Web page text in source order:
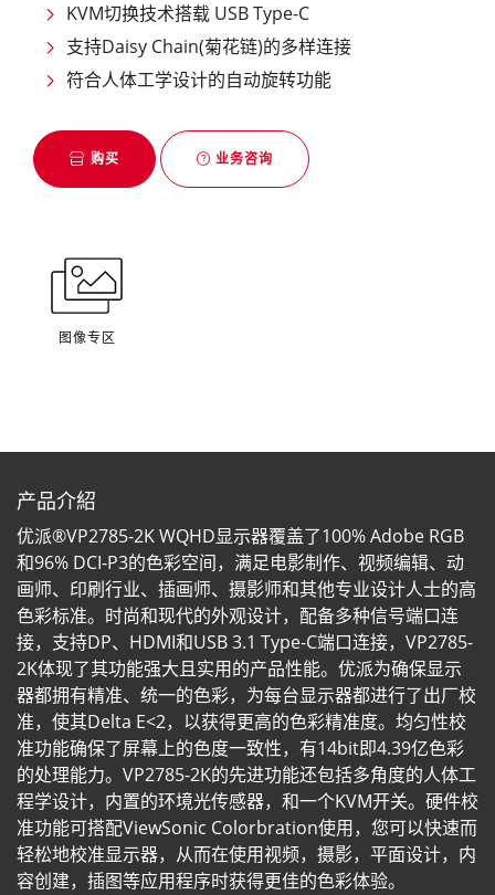
KVM切换技术搭载 USB Type-C
支持Daisy Chain(菊花链)的多样连接
符合人体工学设计的自动旋转功能
购买 业务咨询
图像专区
产品介紹
优派®VP2785-2K WQHD显示器覆盖了100% Adobe RGB
和96% DCI-P3的色彩空间，满足电影制作、视频编辑、动
画师、印刷行业、插画师、摄影师和其他专业设计人士的高
色彩标准。时尚和现代的外观设计，配备多种信号端口连
接，支持DP、HDMI和USB 3.1 Type-C端口连接，VP2785-
2K体现了其功能强大且实用的产品性能。优派为确保显示
器都拥有精准、统一的色彩，为每台显示器都进行了出厂校
准，使其Delta E<2，以获得更高的色彩精准度。均匀性校
准功能确保了屏幕上的色度一致性，有14bit即4.39亿色彩
的处理能力。VP2785-2K的先进功能还包括多角度的人体工
程学设计，内置的环境光传感器，和一个KVM开关。硬件校
准功能可搭配ViewSonic Colorbration使用，您可以快速而
轻松地校准显示器，从而在使用视频，摄影，平面设计，内
容创建，插图等应用程序时获得更佳的色彩体验。